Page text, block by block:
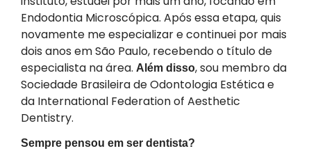
Endodontia Microscópica. Após essa etapa, quis
novamente me especializar e continuei por mais
dois anos em São Paulo, recebendo o título de
especialista na área. Além disso, sou membro da
Sociedade Brasileira de Odontologia Estética e
da International Federation of Aesthetic
Dentistry.
Sempre pensou em ser dentista?